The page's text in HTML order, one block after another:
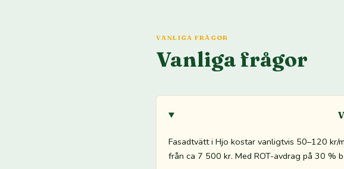
VANLIGA FRÅGOR
Vanliga frågor
Fasadtvätt i Hjo kostar vanligtvis 50–120 kr/
från ca 7 500 kr. Med ROT-avdrag på 30